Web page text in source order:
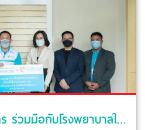
OCEAN LIFE ไทยสมุทร ร่วมมือกับโรงพยาบาลในเครือบางปะกอก ผนึกพลังความรักดูแลลูกค้าในพื้นที่สีแดงเข้ม